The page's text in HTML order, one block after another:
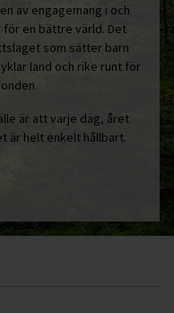
av engagemang i och
en bättre värld. Det
som sätter barn
land och rike runt för
är att varje dag, året
är helt enkelt hållbart.